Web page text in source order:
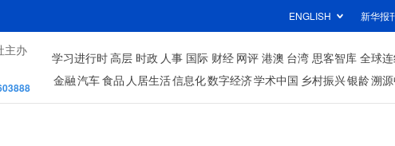
ENGLISH 新华报
主办
学习进行时高层 时政 人事 国际 财经 网评 港澳 台湾 思客智库 全球
金融汽车食品 人居生活信息化数字经济学术中国 乡村振兴银龄溯